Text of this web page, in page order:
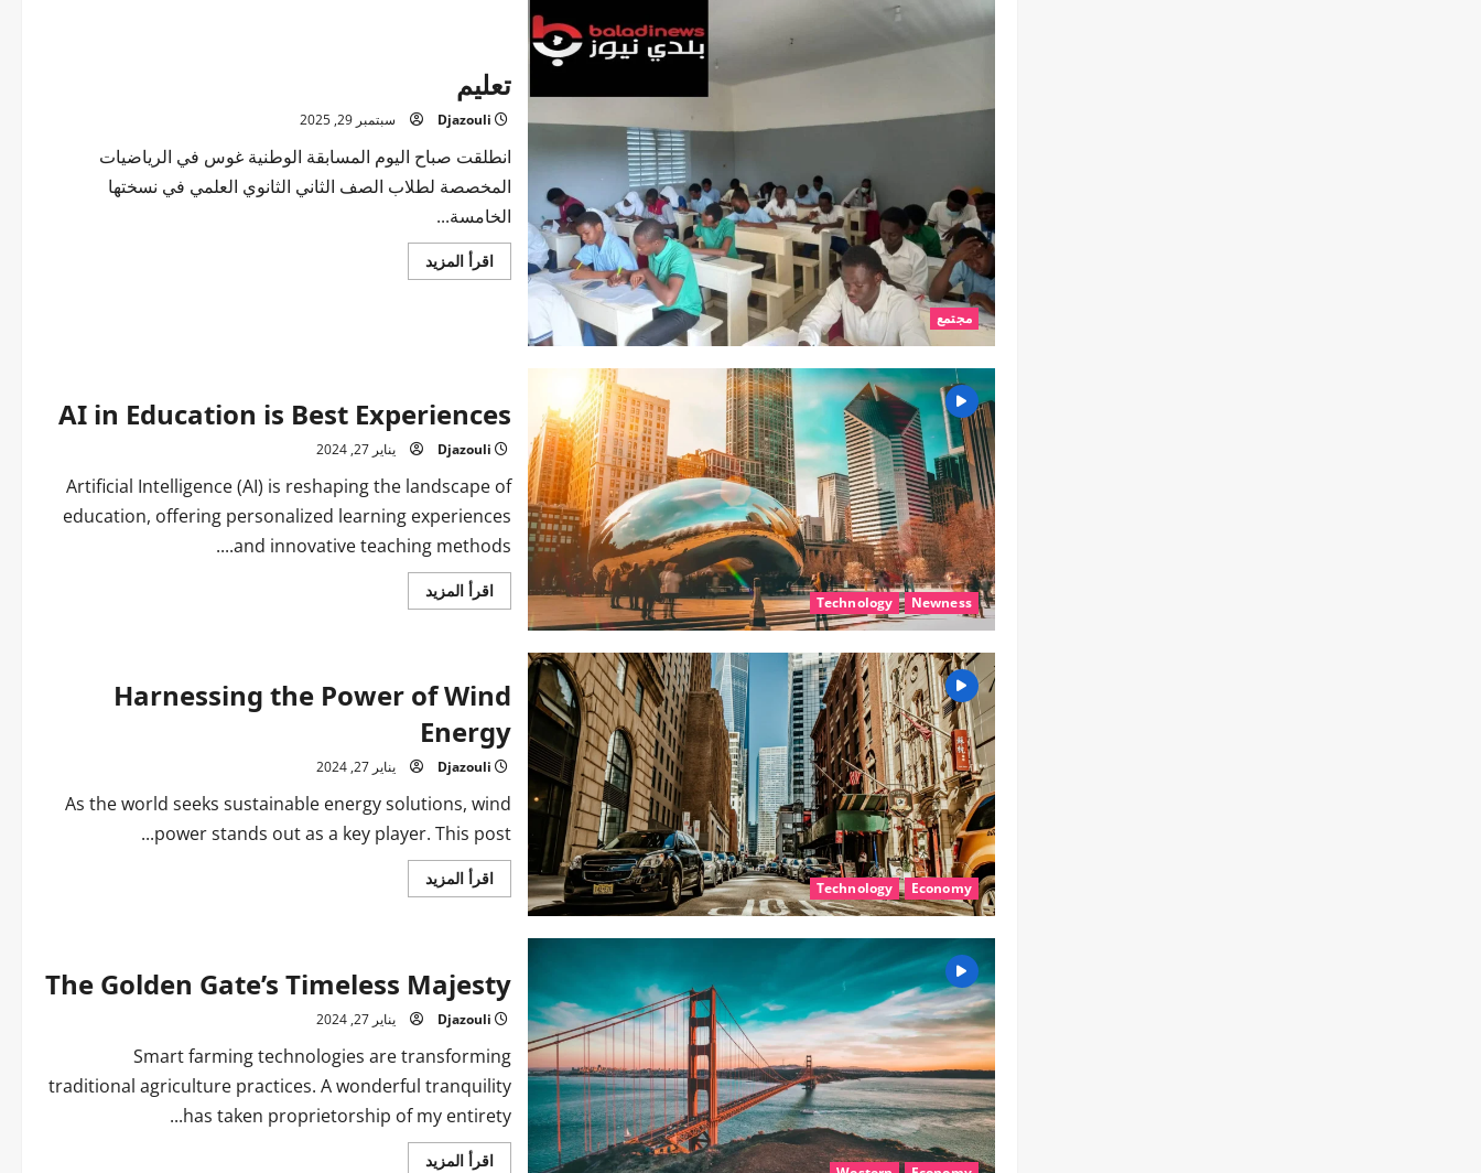
مجتمع
تعليم
Djazouli سبتمبر 29, 2025
انطلقت صباح اليوم المسابقة الوطنية غوس في الرياضيات
المخصصة لطلاب الصف الثاني الثانوي العلمي في نسختها
الخامسة...
اقرأ المزيداقرأ
المزيد
Newness
Technology
AI in Education is Best Experiences
Djazouli يناير 27, 2024
Artificial Intelligence (AI) is reshaping the landscape of
education, offering personalized learning experiences
and innovative teaching methods....
اقرأ المزيد
المزيد
Best
Experiences
Economy
Technology
Harnessing the Power of Wind
Energy
Djazouli يناير 27, 2024
As the world seeks sustainable energy solutions, wind
power stands out as a key player. This post...
اقرأ المزيداقرأ
المزيد
Wind
Energy
The Golden Gate’s Timeless Majesty
Djazouli يناير 27, 2024
Smart farming technologies are transforming
traditional agriculture practices. A wonderful tranquility
has taken proprietorship of my entirety...
اقرأ المزيد